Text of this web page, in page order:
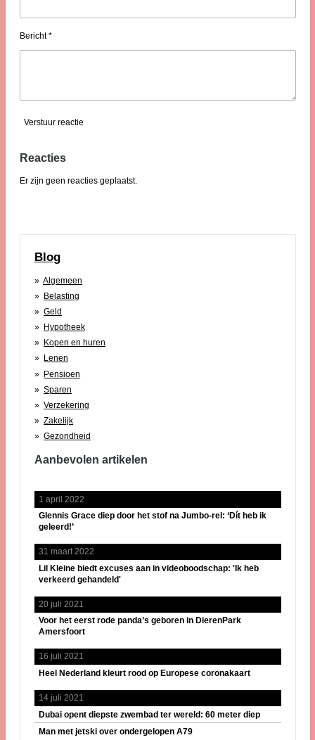
Bericht *
Verstuur reactie
Reacties
Er zijn geen reacties geplaatst.
Blog
Algemeen
Belasting
Geld
Hypotheek
Kopen en huren
Lenen
Pensioen
Sparen
Verzekering
Zakelijk
Gezondheid
Aanbevolen artikelen
1 april 2022
Glennis Grace diep door het stof na Jumbo-rel: ‘Dít heb ik
geleerd!’
31 maart 2022
Lil Kleine biedt excuses aan in videoboodschap: 'Ik heb
verkeerd gehandeld'
20 juli 2021
Voor het eerst rode panda’s geboren in DierenPark
Amersfoort
16 juli 2021
Heel Nederland kleurt rood op Europese coronakaart
14 juli 2021
Dubai opent diepste zwembad ter wereld: 60 meter diep
Man met jetski over ondergelopen A79